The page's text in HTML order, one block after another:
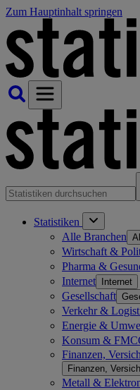
Zum Hauptinhalt springen
Statistiken
Alle Branchen
Wirtschaft &
Pharma &
Internet Internet
Gesellschaft
Verkehr &
Energie &
Konsum &
Finanzen,
Finanzen,
Metall &